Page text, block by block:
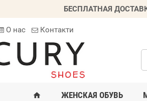
БЕСПЛАТНАЯ
О нас Контакти
home ЖЕНСКАЯ ОБУВЬ